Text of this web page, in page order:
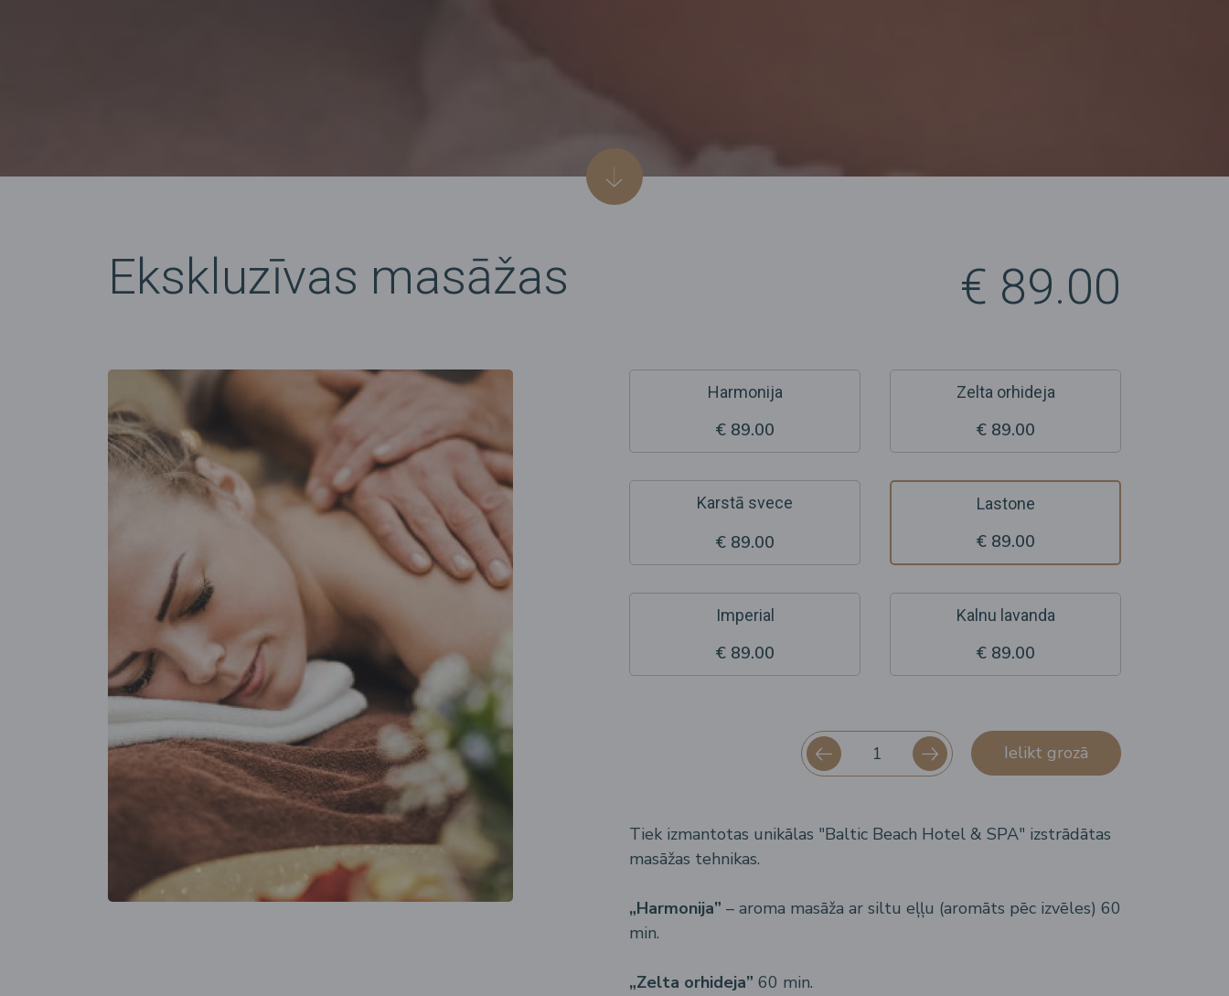
Ekskluzīvas masāžas € 89.00
Harmonija
€ 89.00
Zelta orhideja
€ 89.00
Karstā svece
€ 89.00
Lastone
€ 89.00
Imperial
€ 89.00
Kalnu lavanda
€ 89.00
Ielikt grozā
Tiek izmantotas unikālas "Baltic Beach Hotel & SPA" izstrādātas
masāžas tehnikas.
„Harmonija” – aroma masāža ar siltu eļļu (aromāts pēc izvēles) 60
min.
„Zelta orhideja” 60 min.